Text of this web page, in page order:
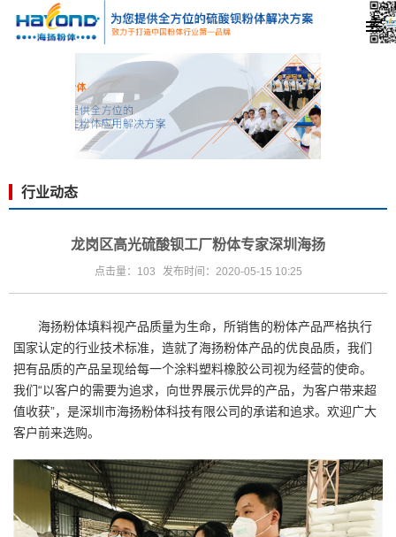
行业动态
龙岗区高光硫酸钡工厂粉体专家深圳海扬
点击量：103 发布时间：2020-05-15 10:25
海扬粉体填料视产品质量为生命，所销售的粉体产品严格执行
国家认定的行业技术标准，造就了海扬粉体产品的优良品质，我们
把有品质的产品呈现给每一个涂料塑料橡胶公司视为经营的使命。
我们“以客户的需要为追求，向世界展示优异的产品，为客户带来超
值收获”，是深圳市海扬粉体科技有限公司的承诺和追求。欢迎广大
客户前来选购。